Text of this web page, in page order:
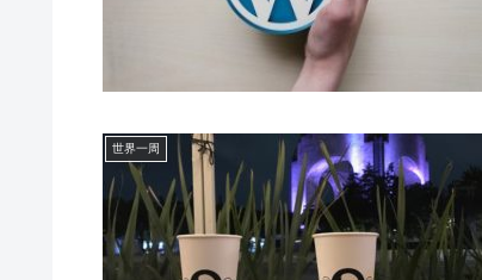
世界一周